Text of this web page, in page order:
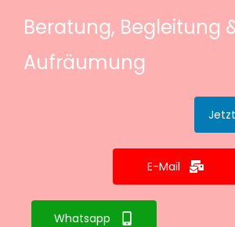
Beratung, Begleitung
Aufräumung
E-Mail
Whatsapp